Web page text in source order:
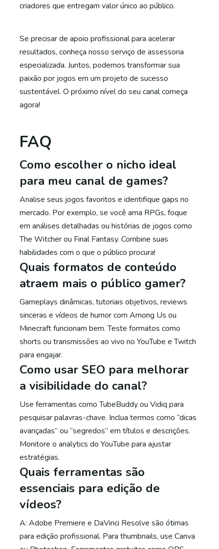
criadores que entregam valor único ao público.
Se precisar de apoio profissional para acelerar
resultados, conheça nosso serviço de assessoria
especializada. Juntos, podemos transformar sua
paixão por jogos em um projeto de sucesso
sustentável. O próximo nível do seu canal começa
agora!
FAQ
Como escolher o nicho ideal
para meu canal de games?
Analise seus jogos favoritos e identifique gaps no
mercado. Por exemplo, se você ama RPGs, foque
em análises detalhadas ou histórias de jogos como
The Witcher ou Final Fantasy. Combine suas
habilidades com o que o público procura!
Quais formatos de conteúdo
atraem mais o público gamer?
Gameplays dinâmicas, tutoriais objetivos, reviews
sinceras e vídeos de humor com Among Us ou
Minecraft funcionam bem. Teste formatos como
shorts ou transmissões ao vivo no YouTube e Twitch
para engajar.
Como usar SEO para melhorar
a visibilidade do canal?
Use ferramentas como TubeBuddy ou Vidiq para
pesquisar palavras-chave. Inclua termos como “dicas
avançadas” ou “segredos” em títulos e descrições.
Monitore o analytics do YouTube para ajustar
estratégias.
Quais ferramentas são
essenciais para edição de
vídeos?
A: Adobe Premiere e DaVinci Resolve são ótimas
para edição profissional. Para thumbnails, use Canva